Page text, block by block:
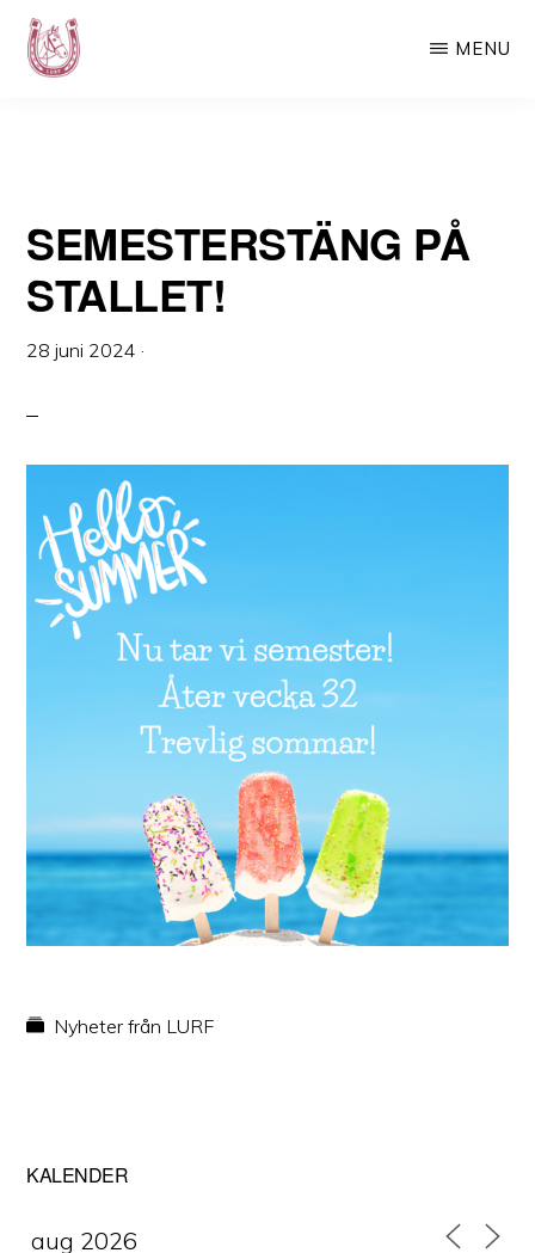
Hoppa
Hoppa
Din
ridskola
i
Västerbotten
MENU
SEMESTERSTÄNG PÅ
STALLET!
28 juni 2024 ·
Nyheter från LURF
Primärt
sidofält
KALENDER